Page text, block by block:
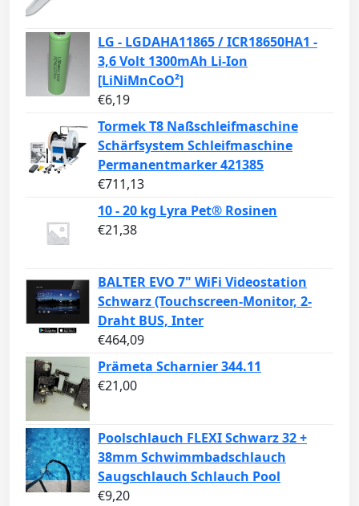
LG - LGDAHA11865 / ICR18650HA1 -
3,6 Volt 1300mAh Li-Ion
[LiNiMnCoO²]
€6,19
Tormek T8 Naßschleifmaschine
Schärfsystem Schleifmaschine
Permanentmarker 421385
€711,13
10 - 20 kg Lyra Pet® Rosinen
€21,38
BALTER EVO 7" WiFi Videostation
Schwarz (Touchscreen-Monitor, 2-
Draht BUS, Inter
€464,09
Prämeta Scharnier 344.11
€21,00
Poolschlauch FLEXI Schwarz 32 +
38mm Schwimmbadschlauch
Saugschlauch Schlauch Pool
€9,20